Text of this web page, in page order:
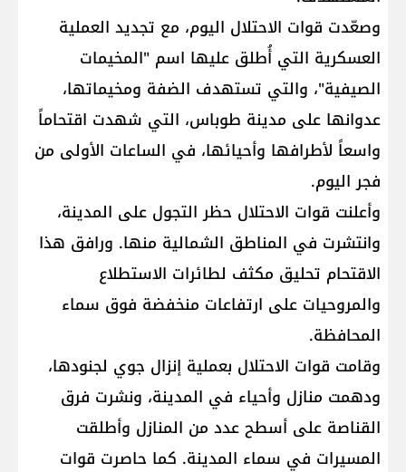
وصعّدت قوات الاحتلال اليوم، مع تجديد العملية
العسكرية التي أُطلق عليها اسم "المخيمات
الصيفية"، والتي تستهدف الضفة ومخيماتها،
عدوانها على مدينة طوباس، التي شهدت اقتحاماً
واسعاً لأطرافها وأحيائها، في الساعات الأولى من
فجر اليوم.
وأعلنت قوات الاحتلال حظر التجول على المدينة،
وانتشرت في المناطق الشمالية منها. ورافق هذا
الاقتحام تحليق مكثف لطائرات الاستطلاع
والمروحيات على ارتفاعات منخفضة فوق سماء
المحافظة.
وقامت قوات الاحتلال بعملية إنزال جوي لجنودها،
ودهمت منازل وأحياء في المدينة، ونشرت فرق
القناصة على أسطح عدد من المنازل وأطلقت
المسيرات في سماء المدينة. كما حاصرت قوات